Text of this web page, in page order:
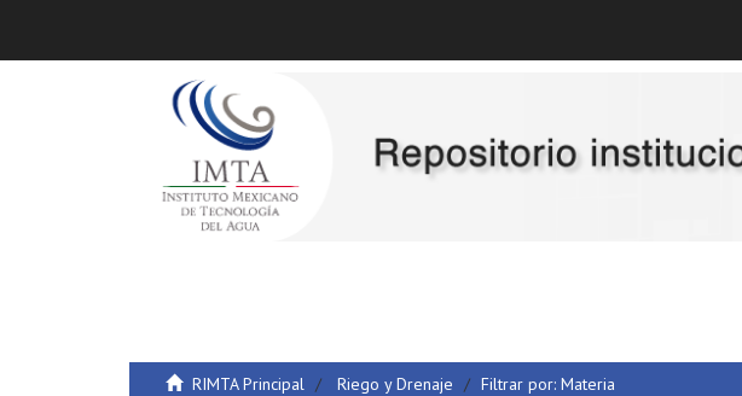
RIMTA Principal Riego y Drenaje Filtrar por: Materia